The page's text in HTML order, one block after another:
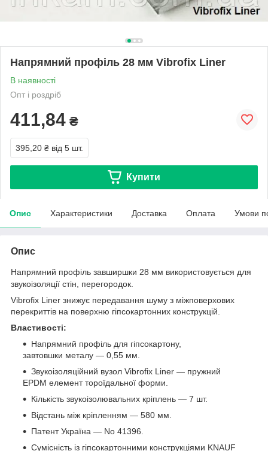
Напрямний профіль 28 мм Vibrofix Liner
В наявності
Опт і роздріб
411,84 ₴
395,20 ₴ від 5 шт.
Купити
Опис Характеристики Доставка Оплата Умови
Опис
Напрямний профіль завширшки 28 мм використовується для
звукоізоляції стін, перегородок.
Vibrofix Liner знижує передавання шуму з міжповерхових
перекриттів на поверхню гіпсокартонних конструкцій.
Властивості:
Напрямний профіль для гіпсокартону,
завтовшки металу — 0,55 мм.
Звукоізоляційний вузол Vibrofix Liner — пружний
EPDM елемент тороїдальної форми.
Кількість звукоізолювальних кріплень — 7 шт.
Відстань між кріпленням — 580 мм.
Патент Україна — No 41396.
Сумісність із гіпсокартонними конструкціями KNAUF